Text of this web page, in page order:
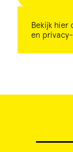
Bekijk hier
en